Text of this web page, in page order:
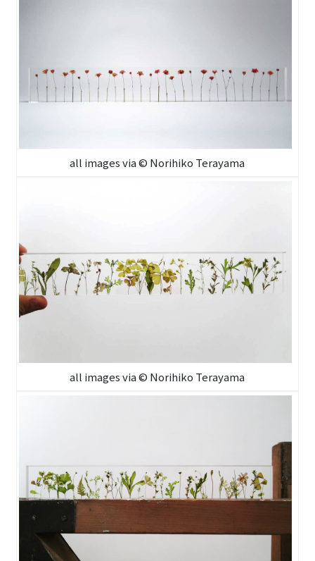
all images via © Norihiko Terayama
all images via © Norihiko Terayama